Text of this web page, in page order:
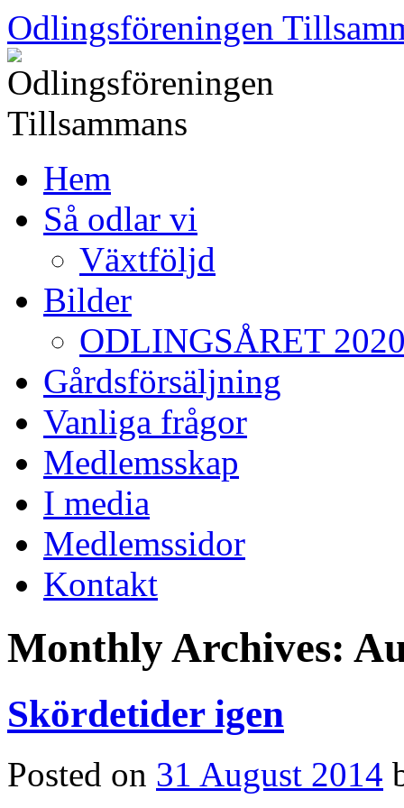
Skip
to
content
Odlingsföreningen
Hem
Så odlar vi
Växtföljd
Bilder
ODLINGSÅRET
Gårdsförsäljning
Vanliga frågor
Medlemsskap
I media
Medlemssidor
Kontakt
Monthly Archives:
Skördetider igen
Posted on 31 August 2014